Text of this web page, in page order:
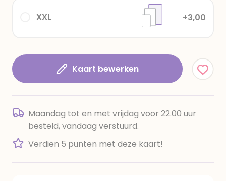
XXL +3,00
Kaart bewerken
Maandag tot en met vrijdag voor 22.00 uur
besteld, vandaag verstuurd.
Verdien 5 punten met deze kaart!